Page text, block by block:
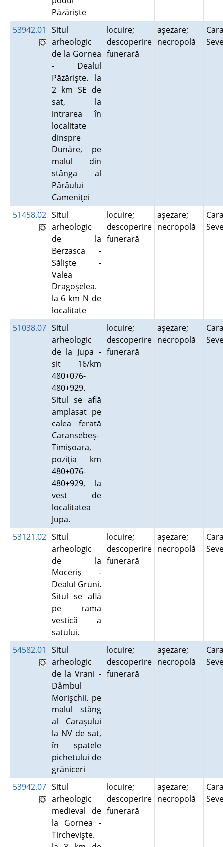
Păzărişte
53942.01
Situl
arheologic
de la Gornea
- Dealul
Păzărişte. la
2 km SE de
sat, la
intrarea în
localitate
dinspre
Dunăre, pe
malul din
stânga al
Pârâului
Cameniţei
locuire;
descoperire
funerară
aşezare;
necropolă
51458.02 Situl
arheologic
de la
Berzasca -
Sălişte -
Valea
Dragoşelea.
la 6 km N de
localitate
locuire;
descoperire
funerară
aşezare;
necropolă
51038.07 Situl
arheologic
de la Jupa -
sit 16/km
480+076-
480+929.
Situl se află
amplasat pe
calea ferată
Caransebeş-
Timişoara,
poziţia km
480+076-
480+929, la
vest de
localitatea
Jupa.
locuire;
descoperire
funerară
aşezare;
necropolă
53121.02 Situl
arheologic
de la
Moceriş -
Dealul Gruni.
Situl se află
pe rama
vestică a
satului.
locuire;
descoperire
funerară
aşezare;
necropolă
54582.01
Situl
arheologic
de la Vrani -
Dâmbul
Morişchii. pe
malul stâng
al Caraşului
la NV de sat,
în spatele
pichetului de
grăniceri
locuire;
descoperire
funerară
aşezare;
necropolă
53942.07 Situl
arheologic
medieval de
la Gornea -
Tirchevişte.
locuire;
descoperire
funerară
aşezare;
necropolă